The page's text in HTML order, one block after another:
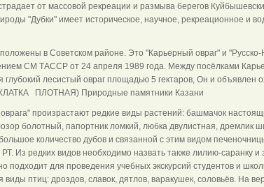
от массовой рекреации и размыва берегов
"Дубки" имеет историческое, научное, рекреационное и
в Советском районе. Это "Карьерный овраг" и
СМ ТАССР от 24 апреля 1989 года. Между посёлками
глубокий лесистый овраг площадью 5 гектаров, Он и
Природные памятники Казани
произрастают редкие виды растений: башмачок
болотный, папортник ломкий, любка двулистная, дремлик
количество дубов и связанной с этим видом
Из редких видов необходимо назвать также лилию-саранку и
подходит для проведения учебных экскурсий студентов и
виды птиц: дроздов, славок, дятлов, варакушек, соловьёв. На